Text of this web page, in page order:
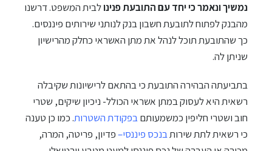
נמשיך ונאמר כי יחד עם התובעת פנינולבית המשפט. דרשנו
מהבנק לפתוח לתובעת חשבון בנק לנותני שירותים פיננסים.
כך שהתובעת תוכל לנהל את מתן האשראי כחלק מהרישיון
שניתן לה.
בתביעתה הבהירה התובעת כי בהתאם לרישיונות שקיבלה
רשאית היא לעסוק במתן אשראי הכולל- ניכיון שיקים, שטרי
חוב ושטרי חליפין כמשמעותםבפקודת השטרות. כמו כן טענה
כי רשאית לתת שירותבנכס פיננסי–פדיון, פריטה, המרה,